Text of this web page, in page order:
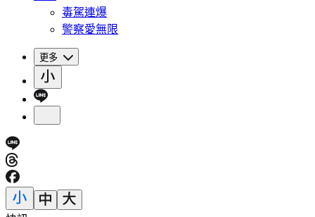
毒駕連爆
警察愛無限
更多